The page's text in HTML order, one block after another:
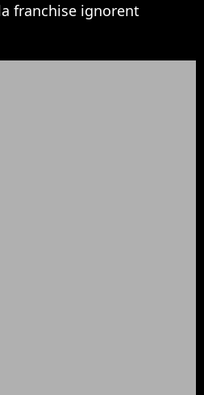
franchise ignorent